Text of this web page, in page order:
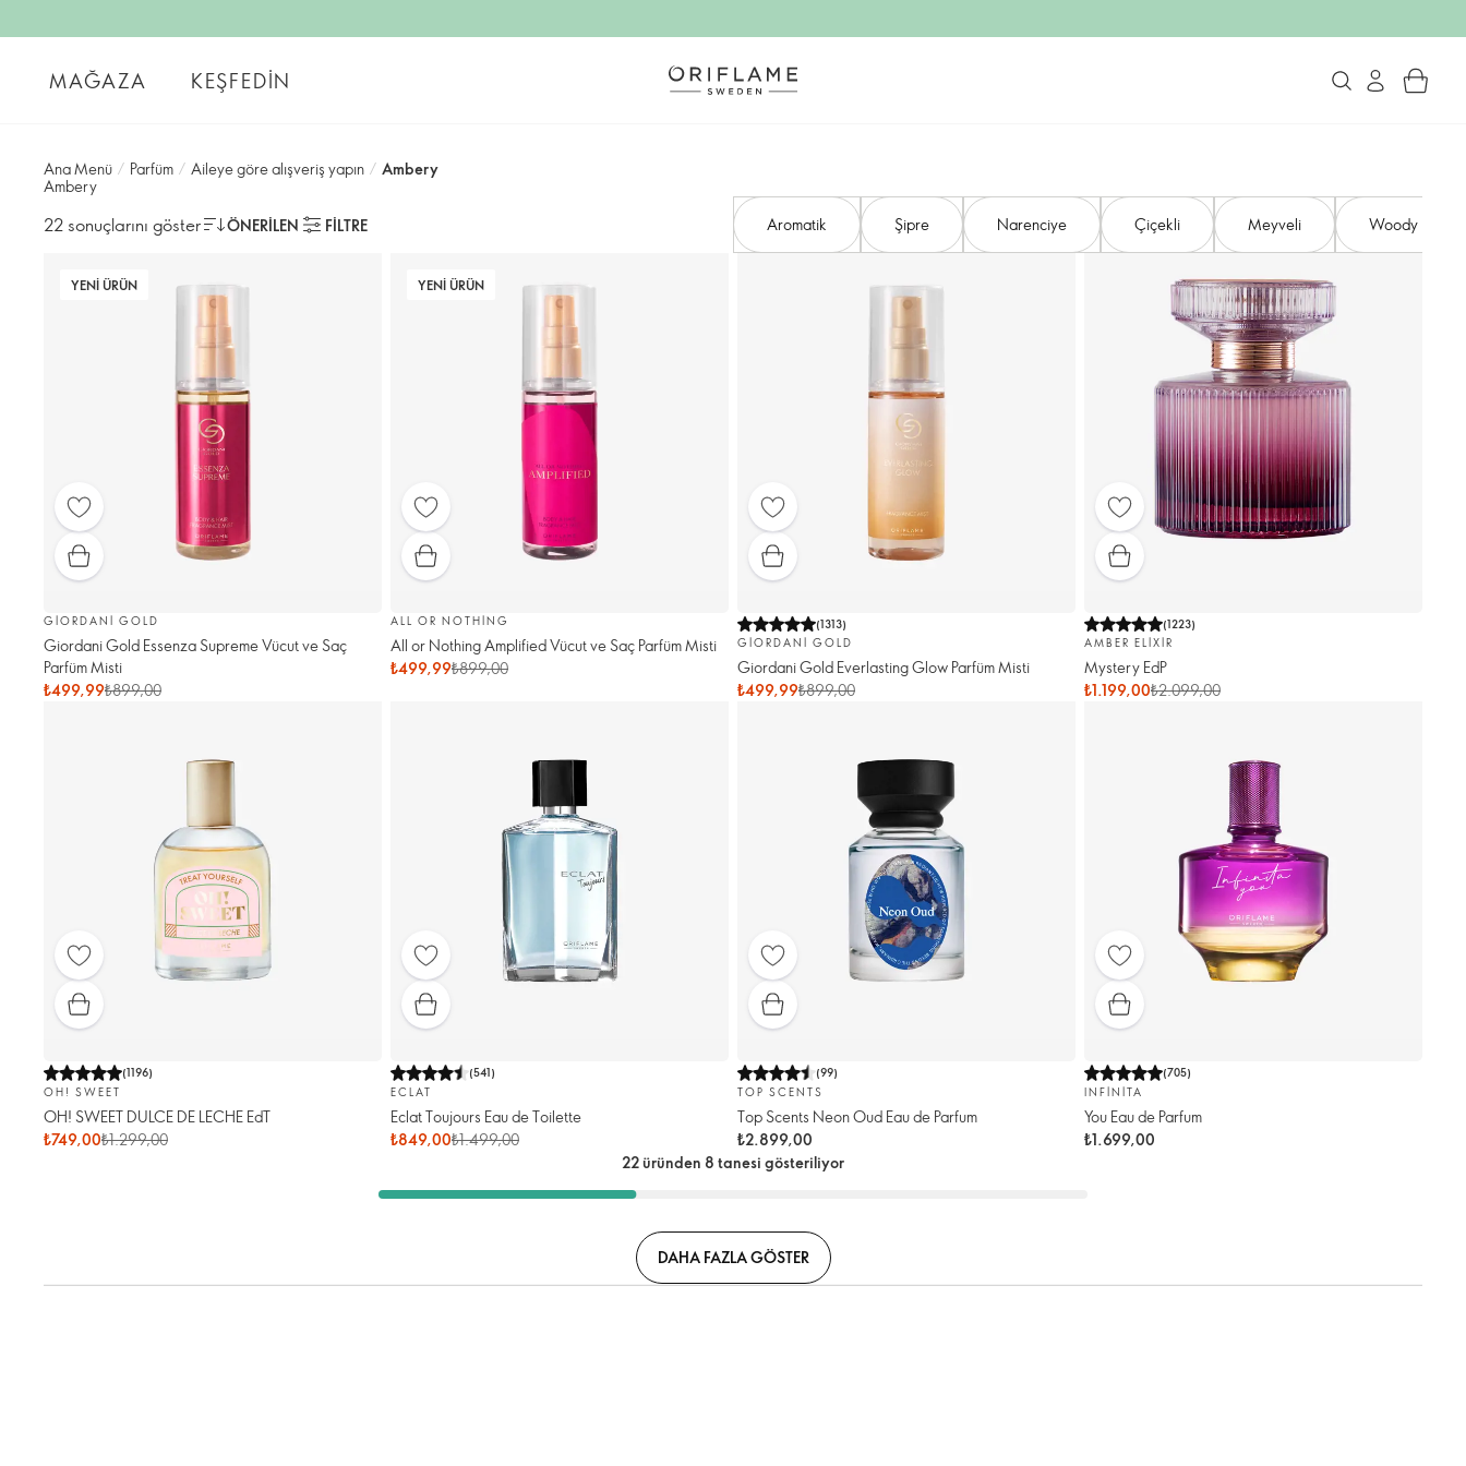
MAĞAZA KEŞFEDIN
Ana Menü / Parfüm / Aileye göre alışveriş yapın / Ambery
Ambery
22 sonuçlarını göster ÖNERILEN FILTRE Aromatik Şipre Narenciye Çiçekli Meyveli Woody
YENI ÜRÜN
GIORDANI GOLD
Giordani Gold Essenza Supreme Vücut ve Saç
Parfüm Misti
₺499,99₺899,00
YENI ÜRÜN
ALL OR NOTHING
All or Nothing Amplified Vücut ve Saç Parfüm Misti
₺499,99₺899,00
(1313)
GIORDANI GOLD
Giordani Gold Everlasting Glow Parfüm Misti
₺499,99₺899,00
(1223)
AMBER ELIXIR
Mystery EdP
₺1.199,00₺2.099,00
(1196)
OH! SWEET
OH! SWEET DULCE DE LECHE EdT
₺749,00₺1.299,00
(541)
ECLAT
Eclat Toujours Eau de Toilette
₺849,00₺1.499,00
(99)
TOP SCENTS
Top Scents Neon Oud Eau de Parfum
₺2.899,00
(705)
INFINITA
You Eau de Parfum
₺1.699,00
22 üründen 8 tanesi gösteriliyor
DAHA FAZLA GÖSTER